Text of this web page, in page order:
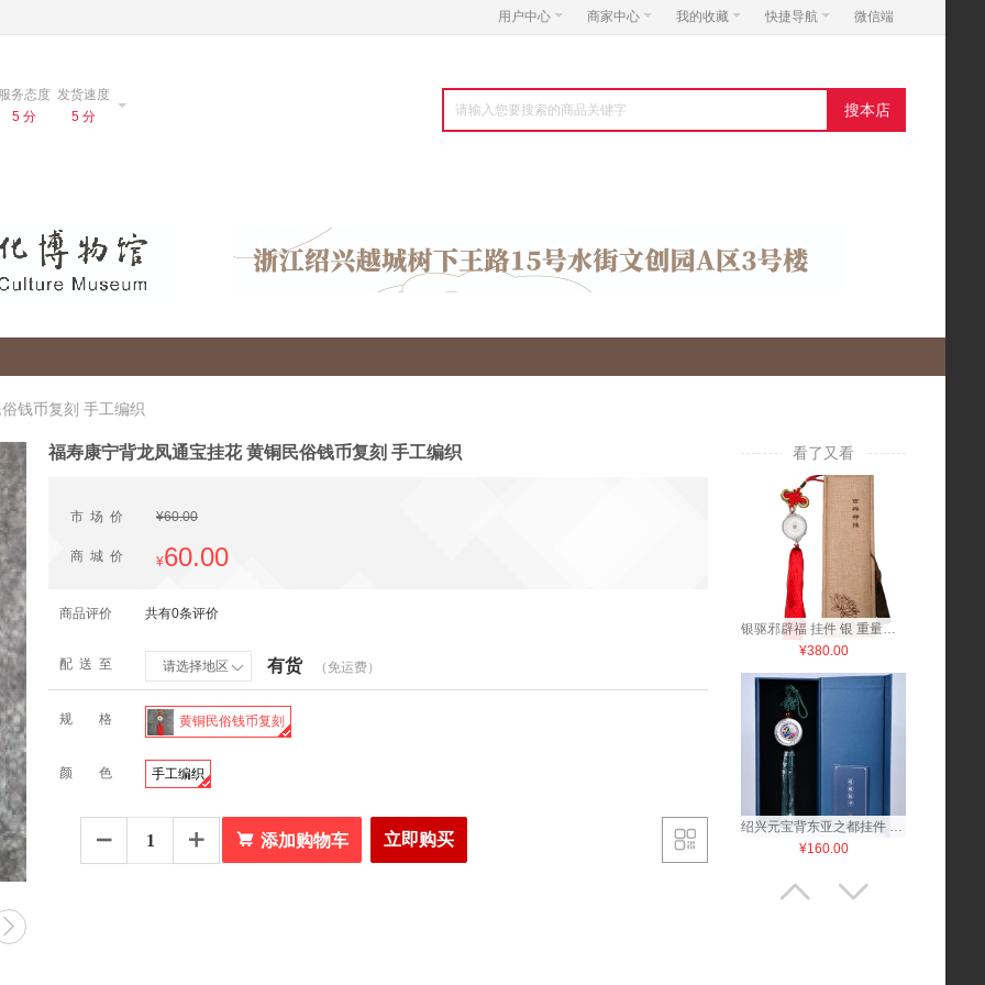
用户中心 商家中心 我的收藏 快捷导航 微信端
务态度
5 分
发货速度
5 分
搜本店
钱币复刻 手工编织
福寿康宁背龙凤通宝挂花 黄铜民俗钱币复刻 手工编织
市场价 ¥60.00
商城价 ¥60.00
商品评价 共有0条评价
配送至 请选择地区  有货 （免运费）
规格 黄铜民俗钱币复刻
颜色 手工编织
   添加购物车 立即购买 
看了又看
银驱邪辟福 挂件 银 重量：15克 中国结手工编织
¥380.00
绍兴元宝背东亚之都挂件 银片 中国结手工编织
¥160.00
 